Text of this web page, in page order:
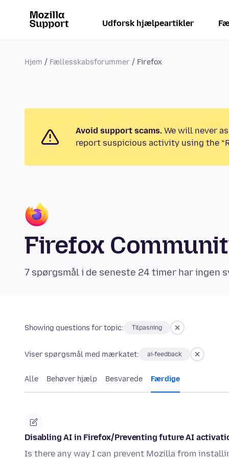
Udforsk hjælpeartikler
Hjem Fællesskabsforummer Firefox
Avoid support scams. We will never
report suspicious activity using the
Firefox
7 spørgsmål i de seneste 24 timer har ingen
Showing questions for topic: Tilpasning
Viser spørgsmål med mærkatet: ai-feedback
Alle Behøver hjælp Besvarede Færdige
Disabling AI in Firefox/Preventing future AI
Is there any way I can prevent Mozilla from